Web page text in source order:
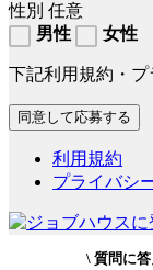
性別 任意
男性
女性
下記利用規約・
利用規約
プライバシ
\ 質問に答